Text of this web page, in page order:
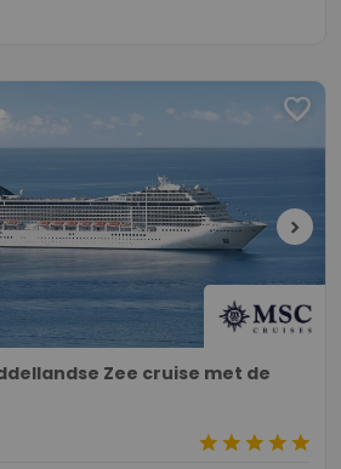
favorite
chevron_right
Zee cruise met de
starstarstarstarstar